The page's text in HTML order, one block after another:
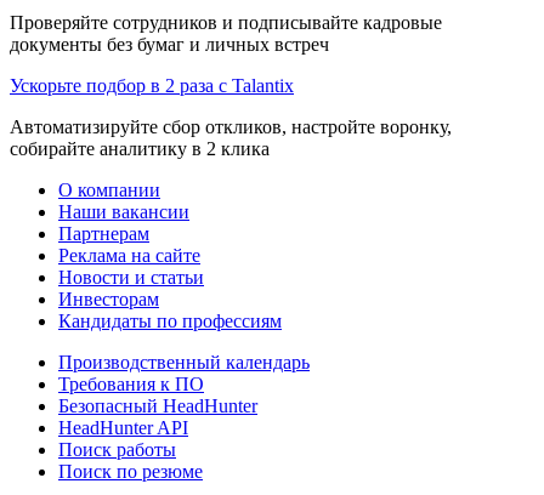
Проверяйте сотрудников и подписывайте кадровые
документы без бумаг и личных встреч
Ускорьте подбор в 2 раза с Talantix
Автоматизируйте сбор откликов, настройте воронку,
собирайте аналитику в 2 клика
О компании
Наши вакансии
Партнерам
Реклама на сайте
Новости и статьи
Инвесторам
Кандидаты по профессиям
Производственный календарь
Требования к ПО
Безопасный HeadHunter
HeadHunter API
Поиск работы
Поиск по резюме